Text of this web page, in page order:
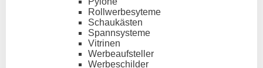
Rollwerbesyteme
Schaukästen
Spannsysteme
Vitrinen
Werbeaufsteller
Werbeschilder